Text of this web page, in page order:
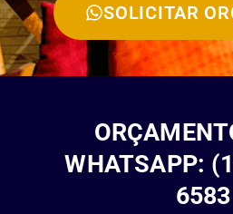
SOLICITAR
WHATSAPP:
6583